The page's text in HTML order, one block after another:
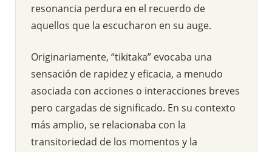
resonancia perdura en el recuerdo de
aquellos que la escucharon en su auge.
Originariamente, “tikitaka” evocaba una
sensación de rapidez y eficacia, a menudo
asociada con acciones o interacciones breves
pero cargadas de significado. En su contexto
más amplio, se relacionaba con la
transitoriedad de los momentos y la